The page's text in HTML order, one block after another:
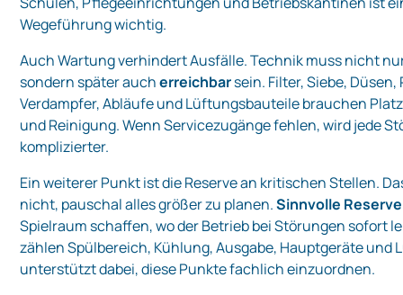
Wegeführung wichtig.
Auch Wartung verhindert Ausfälle. Technik muss nicht
sondern später aucherreichbarsein. Filter, Siebe, Düsen,
Verdampfer, Abläufe und Lüftungsbauteile brauchen
und Reinigung. Wenn Servicezugänge fehlen, wird jede
komplizierter.
Ein weiterer Punkt ist die Reserve an kritischen Stellen.
nicht, pauschal alles größer zu planen.Sinnvolle Reserve
Spielraum schaffen, wo der Betrieb bei Störungen sofort
zählen Spülbereich, Kühlung, Ausgabe, Hauptgeräte und
unterstützt dabei, diese Punkte fachlich einzuordnen.